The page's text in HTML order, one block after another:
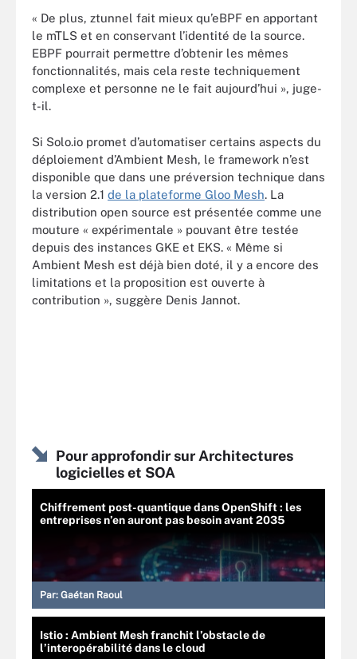
« De plus, ztunnel fait mieux qu’eBPF en apportant
le mTLS et en conservant l’identité de la source.
EBPF pourrait permettre d’obtenir les mêmes
fonctionnalités, mais cela reste techniquement
complexe et personne ne le fait aujourd’hui », juge-
t-il.
Si Solo.io promet d’automatiser certains aspects du
déploiement d’Ambient Mesh, le framework n’est
disponible que dans une préversion technique dans
la version 2.1 de la plateforme Gloo Mesh. La
distribution open source est présentée comme une
mouture « expérimentale » pouvant être testée
depuis des instances GKE et EKS. « Même si
Ambient Mesh est déjà bien doté, il y a encore des
limitations et la proposition est ouverte à
contribution », suggère Denis Jannot.
Pour approfondir sur Architectures
logicielles et SOA
Chiffrement post-quantique dans OpenShift : les
entreprises n’en auront pas besoin avant 2035
Par: Gaétan Raoul
Istio : Ambient Mesh franchit l’obstacle de
l’interopérabilité dans le cloud